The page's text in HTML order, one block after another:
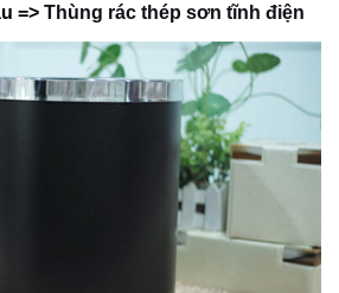
=> Thùng rác thép sơn tĩnh điện